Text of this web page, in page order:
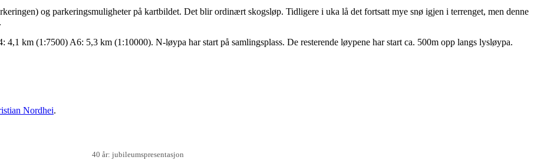
og parkeringsmuligheter på kartbildet. Det blir ordinært skogsløp. Tidligere i uka lå det fortsatt mye snø igjen i terrenget, men denne
km (1:7500) A6: 5,3 km (1:10000). N-løypa har start på samlingsplass. De resterende løypene har start ca. 500m opp langs lysløypa.
Nordhei.
40 år: jubileumspresentasjon